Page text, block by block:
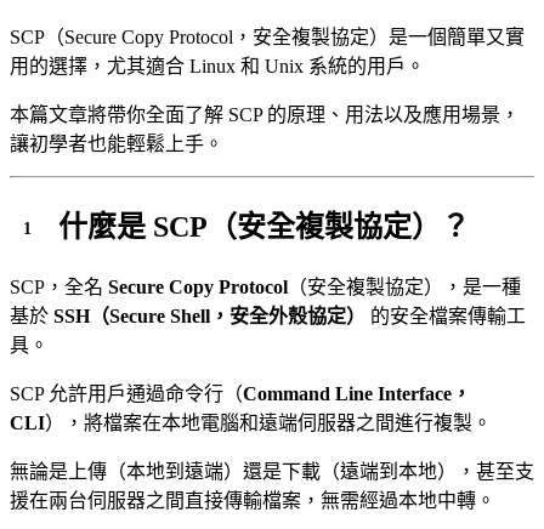
SCP（Secure Copy Protocol，安全複製協定）是一個簡單又實
用的選擇，尤其適合 Linux 和 Unix 系統的用戶。
本篇文章將帶你全面了解 SCP 的原理、用法以及應用場景，
讓初學者也能輕鬆上手。
什麼是 SCP（安全複製協定）？
SCP，全名 Secure Copy Protocol （安全複製協定），是一種
基於 SSH（Secure Shell，安全外殼協定）
的安全檔案傳輸工
具。
SCP 允許用戶通過命令行（Command Line Interface，
CLI），將檔案在本地電腦和遠端伺服器之間進行複製。
無論是上傳（本地到遠端）還是下載（遠端到本地），甚至支
援在兩台伺服器之間直接傳輸檔案，無需經過本地中轉。